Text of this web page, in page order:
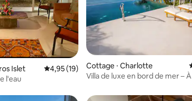
de 21 commentaires : 5 sur 5
Islet Évaluation moyenne sur la base de 19
4,95 (19)
l'eau
Cottage ⋅ Charlotte
Villa de luxe en bord de mer –